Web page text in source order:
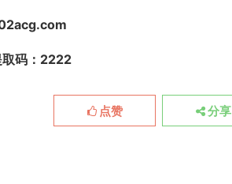
02acg.com
码：2222
点赞 分享